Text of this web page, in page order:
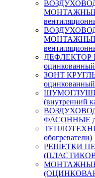
ДЕФЛЕКТОР
ЗОНТ
(внутренний
ФАСОННЫЕ
обогреватели)
РЕШЕТКИ
МОНТАЖНЫЕ